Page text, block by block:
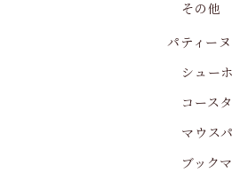
その他
パティー
シュー
コース
マウス
ブック